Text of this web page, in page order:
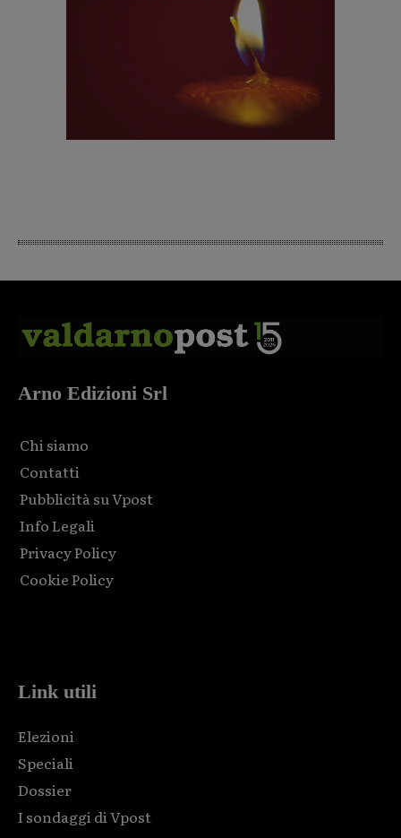
Arno Edizioni Srl
Chi siamo
Contatti
Pubblicità su Vpost
Info Legali
Privacy Policy
Cookie Policy
Link utili
Elezioni
Speciali
Dossier
I sondaggi di Vpost